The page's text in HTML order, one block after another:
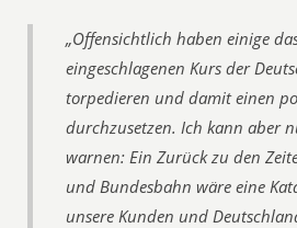
„Offensichtlich haben einige
eingeschlagenen Kurs der
torpedieren und damit einen
durchzusetzen. Ich kann aber
warnen: Ein Zurück zu den
und Bundesbahn wäre eine
unsere Kunden und